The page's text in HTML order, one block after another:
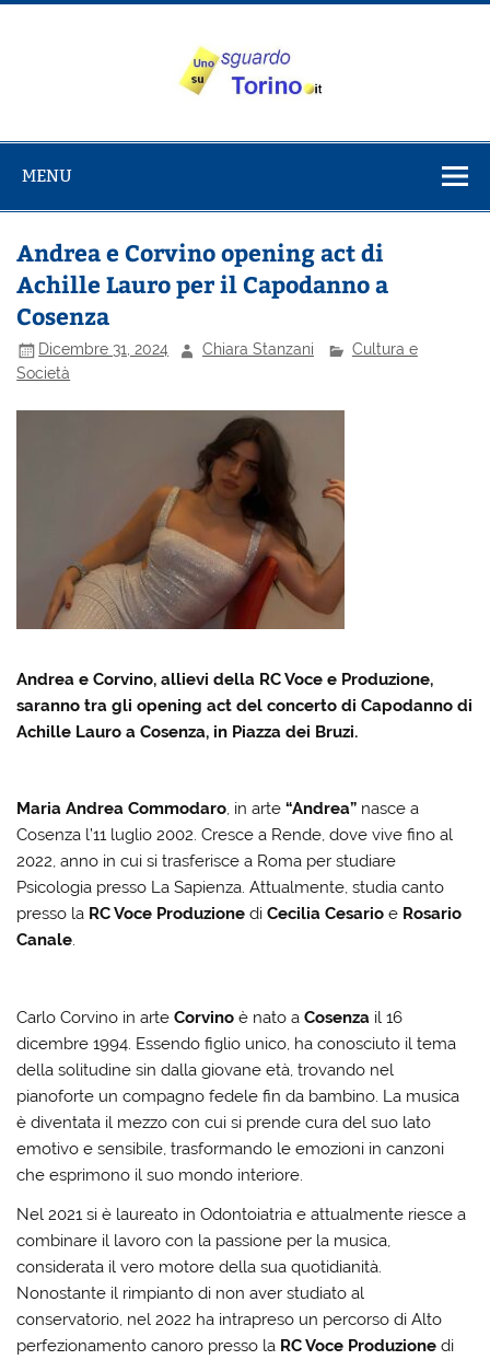
Salta
su Torino
MENU
Andrea e Corvino opening act di
Achille Lauro per il Capodanno a
Cosenza
Dicembre 31, 2024 Chiara Stanzani
Cultura e
Società
Andrea e Corvino, allievi della RC Voce e Produzione,
saranno tra gli opening act del concerto di Capodanno di
Achille Lauro a Cosenza, in Piazza dei Bruzi.
Maria Andrea Commodaro, in arte“Andrea” nasce a
Cosenza l’11 luglio 2002. Cresce a Rende, dove vive fino al
2022, anno in cui si trasferisce a Roma per studiare
Psicologia presso La Sapienza. Attualmente, studia canto
presso la RC Voce Produzione diCecilia Cesario e Rosario
Canale.
Carlo Corvino in arteCorvino è nato aCosenza il 16
dicembre 1994. Essendo figlio unico, ha conosciuto il tema
della solitudine sin dalla giovane età, trovando nel
pianoforte un compagno fedele fin da bambino. La musica
è diventata il mezzo con cui si prende cura del suo lato
emotivo e sensibile, trasformando le emozioni in canzoni
che esprimono il suo mondo interiore.
Nel 2021 si è laureato in Odontoiatria e attualmente riesce a
combinare il lavoro con la passione per la musica,
considerata il vero motore della sua quotidianità.
Nonostante il rimpianto di non aver studiato al
conservatorio, nel 2022 ha intrapreso un percorso di Alto
perfezionamento canoro presso la RC Voce Produzione di